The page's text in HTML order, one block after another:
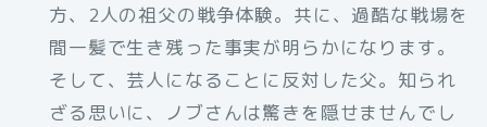
方、2人の祖父の戦争体験。共に、過酷な戦場を
間一髪で生き残った事実が明らかになります。
そして、芸人になることに反対した父。知られ
ざる思いに、ノブさんは驚きを隠せませんでし